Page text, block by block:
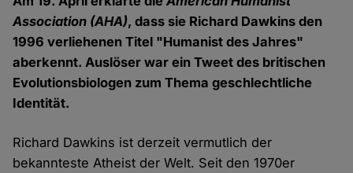
Association (AHA), dass sie Richard Dawkins den
1996 verliehenen Titel "Humanist des Jahres"
aberkennt. Auslöser war ein Tweet des britischen
Evolutionsbiologen zum Thema geschlechtliche
Identität.
Richard Dawkins ist derzeit vermutlich der
bekannteste Atheist der Welt. Seit den 1970er